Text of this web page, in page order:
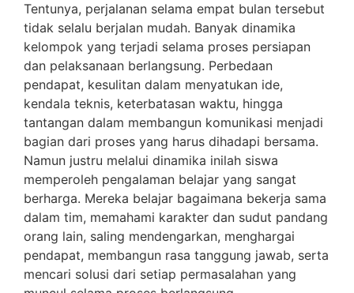
Tentunya, perjalanan selama empat bulan tersebut
tidak selalu berjalan mudah. Banyak dinamika
kelompok yang terjadi selama proses persiapan
dan pelaksanaan berlangsung. Perbedaan
pendapat, kesulitan dalam menyatukan ide,
kendala teknis, keterbatasan waktu, hingga
tantangan dalam membangun komunikasi menjadi
bagian dari proses yang harus dihadapi bersama.
Namun justru melalui dinamika inilah siswa
memperoleh pengalaman belajar yang sangat
berharga. Mereka belajar bagaimana bekerja sama
dalam tim, memahami karakter dan sudut pandang
orang lain, saling mendengarkan, menghargai
pendapat, membangun rasa tanggung jawab, serta
mencari solusi dari setiap permasalahan yang